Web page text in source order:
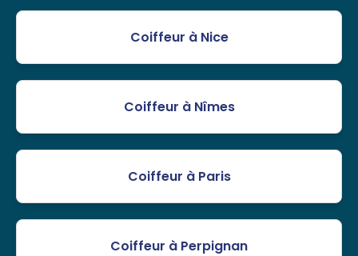
Coiffeur à Nice
Coiffeur à Nîmes
Coiffeur à Paris
Coiffeur à Perpignan